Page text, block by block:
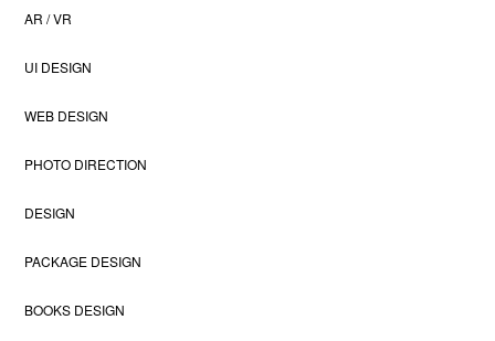
AR / VR
UI DESIGN
WEB DESIGN
PHOTO DIRECTION
DESIGN
PACKAGE DESIGN
BOOKS DESIGN